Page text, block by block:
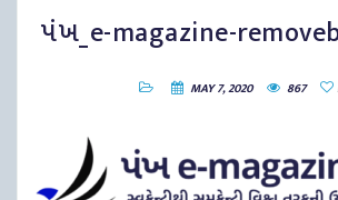
પંખ_e-magazine-
MAY 7, 2020 867